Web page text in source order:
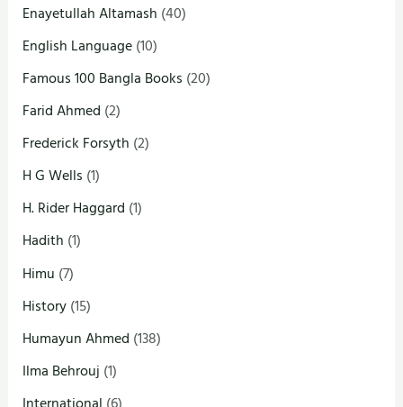
Enayetullah Altamash (40)
English Language(10)
Famous 100 Bangla Books (20)
Farid Ahmed (2)
Frederick Forsyth (2)
H G Wells (1)
H. Rider Haggard (1)
Hadith (1)
Himu (7)
History(15)
Humayun Ahmed (138)
Ilma Behrouj (1)